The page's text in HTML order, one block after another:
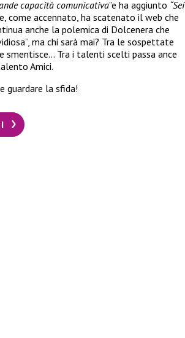
capacità comunicativa”e ha aggiunto “Sei
come accennato, ha scatenato il web che
anche la polemica di Dolcenera che
ma chi sarà mai? Tra le sospettate
smentisce… Tra i talenti scelti passa ance
Amici.
guardare la sfida!